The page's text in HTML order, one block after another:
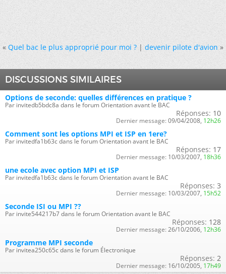
« Quel bac le plus approprié pour moi ?|devenir pilote d'avion »
DISCUSSIONS SIMILAIRES
Options de seconde: quelles différences en pratique ?
Par invitedb5bdc8a dans le forum Orientation avant le BAC
Réponses: 10
Dernier message: 09/04/2008, 12h26
Comment sont les options MPI et ISP en 1ere?
Par invitedfa1b63c dans le forum Orientation avant le BAC
Réponses: 17
Dernier message: 10/03/2007, 18h36
une ecole avec option MPI et ISP
Par invitedfa1b63c dans le forum Orientation avant le BAC
Réponses: 3
Dernier message: 10/03/2007, 15h52
Seconde ISI ou MPI ??
Par invite544217b7 dans le forum Orientation avant le BAC
Réponses: 128
Dernier message: 26/10/2006, 12h36
Programme MPI seconde
Par invitea250c65c dans le forum Électronique
Réponses: 2
Dernier message: 16/10/2005, 17h49